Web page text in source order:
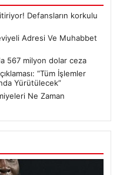
Defansların korkulu
Adresi Ve Muhabbet
567 milyon dolar ceza
“Tüm İşlemler
Yürütülecek”
Ne Zaman